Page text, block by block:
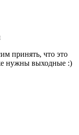
принять, что это
нужны выходные :)